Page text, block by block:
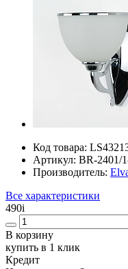
Код товара:
Артикул: BR-2401/
Производитель:
Все характеристики
490i
В корзину
купить в 1 клик
Кредит